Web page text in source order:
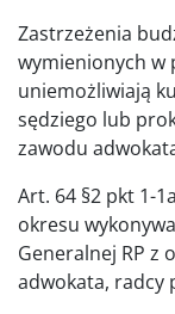
Zastrzeżenia
wymienionych w
uniemożliwiają
sędziego lub
zawodu
Art. 64 §2 pkt 1-
okresu
Generalnej RP z
adwokata, radcy